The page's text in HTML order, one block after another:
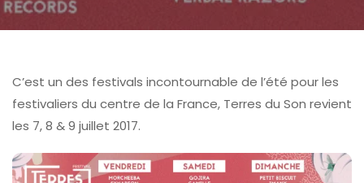
C’est un des festivals incontournable de l’été pour les
festivaliers du centre de la France, Terres du Son revient
les 7, 8 & 9 juillet 2017.